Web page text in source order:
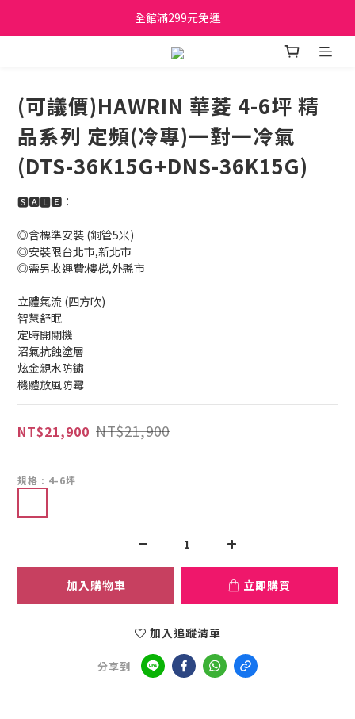
日立家電、國際牌 原廠管制價格 私訊優惠價
全館滿299元免運
日立家電、國際牌 原廠管制價格 私訊優惠價
(可議價)HAWRIN 華菱 4-6坪 精
品系列 定頻(冷專)一對一冷氣
(DTS-36K15G+DNS-36K15G)
🆂🅰🅻🅴：
◎含標準安裝 (銅管5米)
◎安裝限台北市,新北市
◎需另收運費:樓梯,外縣市
立體氣流 (四方吹)
智慧舒眠
定時開關機
沼氣抗蝕塗層
炫金親水防鏽
機體放風防霉
NT$21,900 NT$21,900
規格 : 4-6坪
加入購物車 立即購買
加入追蹤清單
分享到